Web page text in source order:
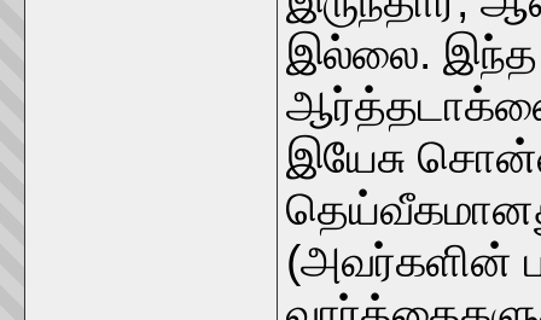
இல்லை. இந்த
இயேசு
(அவர்களின்